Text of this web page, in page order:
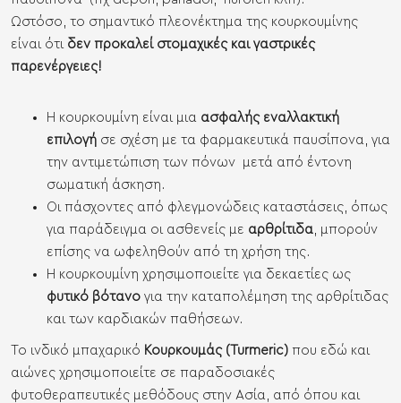
Ωστόσο, το σημαντικό πλεονέκτημα της κουρκουμίνης
είναι ότι δεν προκαλεί στομαχικές και γαστρικές
παρενέργειες!
Η κουρκουμίνη είναι μια ασφαλής εναλλακτική
επιλογή σε σχέση με τα φαρμακευτικά παυσίπονα, για
την αντιμετώπιση των πόνων μετά από έντονη
σωματική άσκηση.
Οι πάσχοντες από φλεγμονώδεις καταστάσεις, όπως
για παράδειγμα οι ασθενείς με αρθρίτιδα , μπορούν
επίσης να ωφεληθούν από τη χρήση της.
Η κουρκουμίνη χρησιμοποιείτε για δεκαετίες ως
φυτικό βότανο για την καταπολέμηση της αρθρίτιδας
και των καρδιακών παθήσεων.
Το ινδικό μπαχαρικό Κουρκουμάς (Turmeric) που εδώ και
αιώνες χρησιμοποιείτε σε παραδοσιακές
φυτοθεραπευτικές μεθόδους στην Ασία, από όπου και